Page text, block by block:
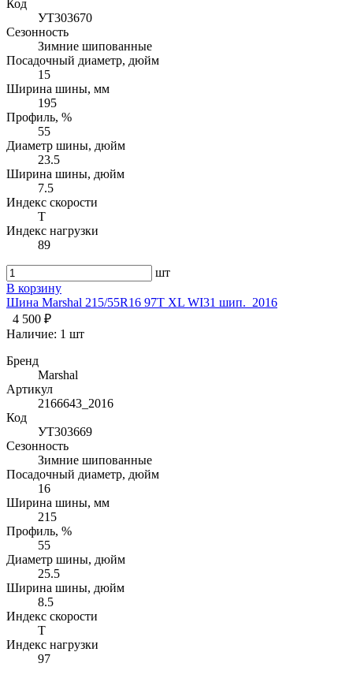
Код
УТ303670
Сезонность
Зимние шипованные
Посадочный диаметр, дюйм
15
Ширина шины, мм
195
Профиль, %
55
Диаметр шины, дюйм
23.5
Ширина шины, дюйм
7.5
Индекс скорости
T
Индекс нагрузки
89
шт
В корзину
Шина Marshal 215/55R16 97T XL WI31 шип._2016
4 500 ₽
Наличие: 1 шт
Бренд
Marshal
Артикул
2166643_2016
Код
УТ303669
Сезонность
Зимние шипованные
Посадочный диаметр, дюйм
16
Ширина шины, мм
215
Профиль, %
55
Диаметр шины, дюйм
25.5
Ширина шины, дюйм
8.5
Индекс скорости
T
Индекс нагрузки
97